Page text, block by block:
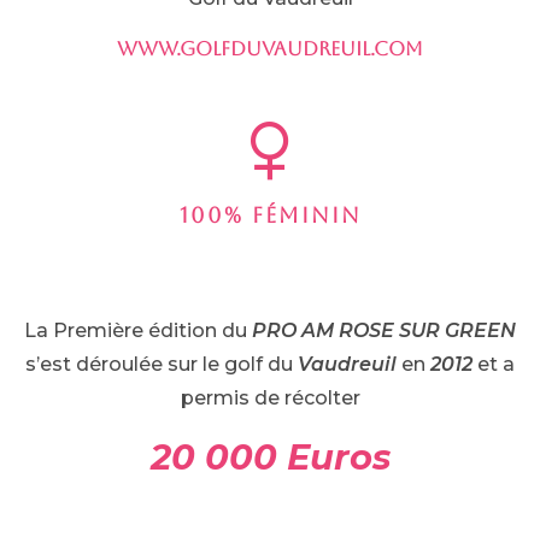
www.golfduvaudreuil.com
100% FÉMININ
La Première édition du PRO AM ROSE SUR GREEN
s’est déroulée sur le golf du Vaudreuil en2012 et a
permis de récolter
20 000 Euros